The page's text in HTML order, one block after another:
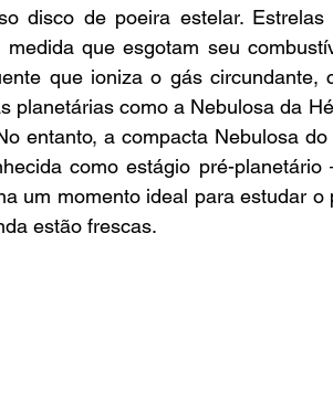
disco de poeira estelar.
que esgotam seu
que ioniza o gás circundante,
planetárias como a Nebulosa da
entanto, a compacta Nebulosa
como estágio pré-
um momento ideal para estudar o
estão frescas.